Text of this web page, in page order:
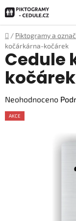
na
obsah
Domů
/ Piktogramy a
kočárkárna-kočárek
Cedule
kočárek
Průměrné
hodnocení
Neohodnoceno
AKCE